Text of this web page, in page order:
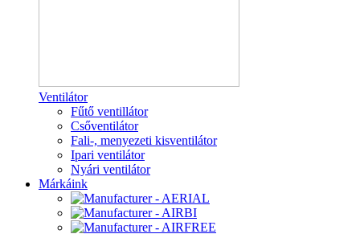
Ventilátor
Fűtő ventillátor
Csőventilátor
Fali-, menyezeti kisventilátor
Ipari ventilátor
Nyári ventilátor
Márkáink